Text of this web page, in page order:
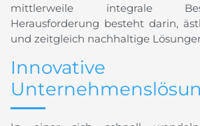
mittlerweile integrale
Herausforderung besteht darin,
und zeitgleich nachhaltige
Innovative